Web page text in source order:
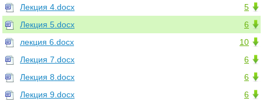
5
Лекция 4.docx
6
Лекция 5.docx
10
лекция 6.docx
6
Лекция 7.docx
6
Лекция 8.docx
6
Лекция 9.docx